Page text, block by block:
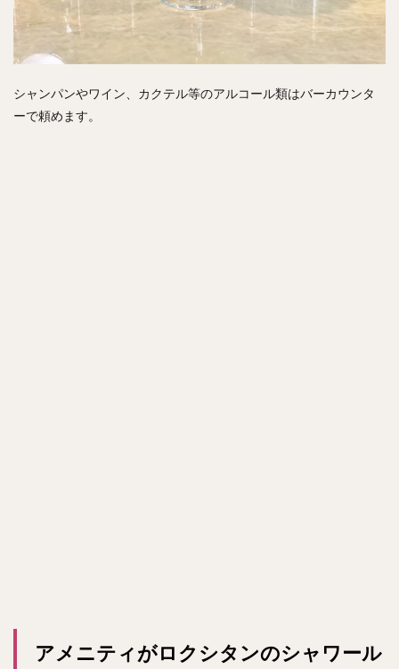
シャンパンやワイン、カクテル等のアルコール類はバーカウンタ
ーで頼めます。
アメニティがロクシタンのシャワール